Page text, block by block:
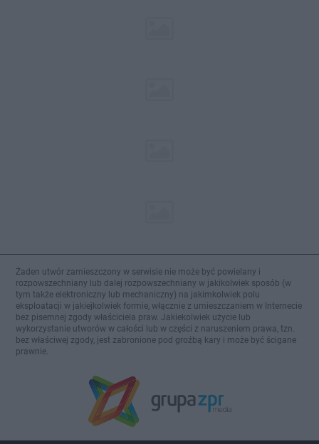
Żaden utwór zamieszczony w serwisie nie może być powielany i
rozpowszechniany lub dalej rozpowszechniany w jakikolwiek sposób (w
tym także elektroniczny lub mechaniczny) na jakimkolwiek polu
eksploatacji w jakiejkolwiek formie, włącznie z umieszczaniem w Internecie
bez pisemnej zgody właściciela praw. Jakiekolwiek użycie lub
wykorzystanie utworów w całości lub w części z naruszeniem prawa, tzn.
bez właściwej zgody, jest zabronione pod groźbą kary i może być ścigane
prawnie.